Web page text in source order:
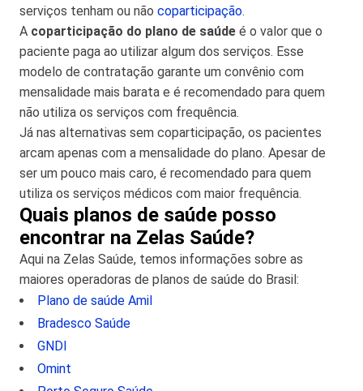
serviços tenham ou não coparticipação.
A coparticipação do plano de saúde é o valor que o
paciente paga ao utilizar algum dos serviços. Esse
modelo de contratação garante um convênio com
mensalidade mais barata e é recomendado para quem
não utiliza os serviços com frequência.
Já nas alternativas sem coparticipação, os pacientes
arcam apenas com a mensalidade do plano. Apesar de
ser um pouco mais caro, é recomendado para quem
utiliza os serviços médicos com maior frequência.
Quais planos de saúde posso
encontrar na Zelas Saúde?
Aqui na Zelas Saúde, temos informações sobre as
maiores operadoras de planos de saúde do Brasil:
Plano de saúde Amil
Bradesco Saúde
GNDI
Omint